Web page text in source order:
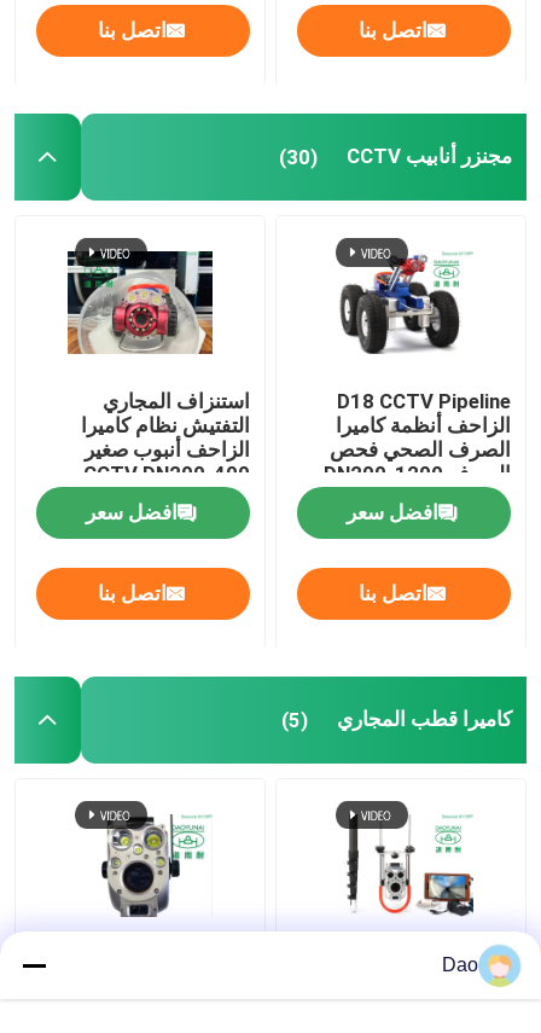
بطانة UV CIPP
كاميرا قطب المجاري
انعكاس الماء CIPP
إصلاح التصحيح CIPP
إصلاح المجاري بدون حفر
بناء خطوط الأنابيب بدون خنادق
باكر الأنابيب
سدادة الأنابيب القابلة للنفخ
مضخات الصرف
اتصل بنا اتصل بنا
مجنزر أنابيب CCTV (30)
D18 CCTV Pipeline
الزاحف أنظمة كاميرا
الصرف الصحي فحص
الصرف DN200-1200
افضل سعر
اتصل بنا
استنزاف المجاري
التفتيش نظام كاميرا
الزاحف أنبوب صغير
CCTV DN200-400
افضل سعر
اتصل بنا
كاميرا قطب المجاري (5)
كاميرا فحص العمود
التلسكوبي لنظام فحص
Dao